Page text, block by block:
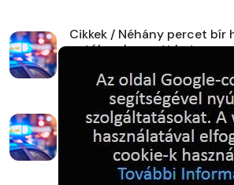
Cikkek / Néhány percet bír
autóban hagyott kutya...
1 év ezelőtt 3807
Cikkek / Hőségriadó: a
hőguta fenyegeti
1 év ezelőtt 3766